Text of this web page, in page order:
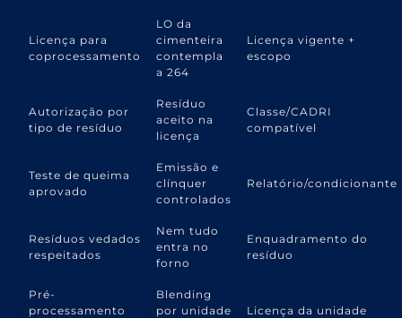
Licença para
coprocessamento
LO da
cimenteira
contempla
a 264
Licença vigente +
escopo
Autorização por
tipo de resíduo
Resíduo
aceito na
licença
Classe/CADRI
compatível
Teste de queima
aprovado
Emissão e
clínquer
controlados
Relatório/condicionante
Resíduos vedados
respeitados
Nem tudo
entra no
forno
Enquadramento do
resíduo
Pré-
processamento
Blending
por unidade
Licença da unidade